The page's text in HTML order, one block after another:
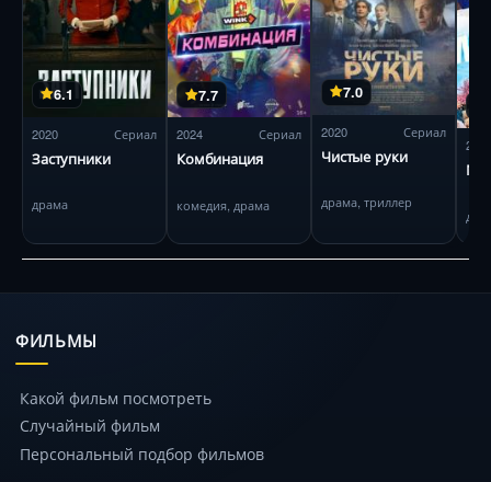
6.1
2020 Сериал
Заступники
драма
7.7
2024 Сериал
Комбинация
комедия, драма
7.0
2020 Сериал
Чистые руки
драма, триллер
2021
ФИЛЬМЫ
Какой фильм посмотреть
Случайный фильм
Персональный подбор фильмов